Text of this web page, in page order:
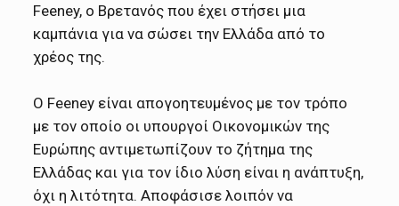
Feeney, ο Βρετανός που έχει στήσει μια
καμπάνια για να σώσει την Ελλάδα από το
χρέος της.
Ο Feeney είναι απογοητευμένος με τον τρόπο
με τον οποίο οι υπουργοί Οικονομικών της
Ευρώπης αντιμετωπίζουν το ζήτημα της
Ελλάδας και για τον ίδιο λύση είναι η ανάπτυξη,
όχι η λιτότητα. Αποφάσισε λοιπόν να